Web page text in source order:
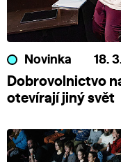
Novinka 18.
Dobrovolnictvo
otevírají jiný svět